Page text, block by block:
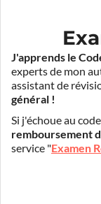
J'apprends le
experts de mon
assistant de
général !
Si j'échoue au
remboursement
service "Examen